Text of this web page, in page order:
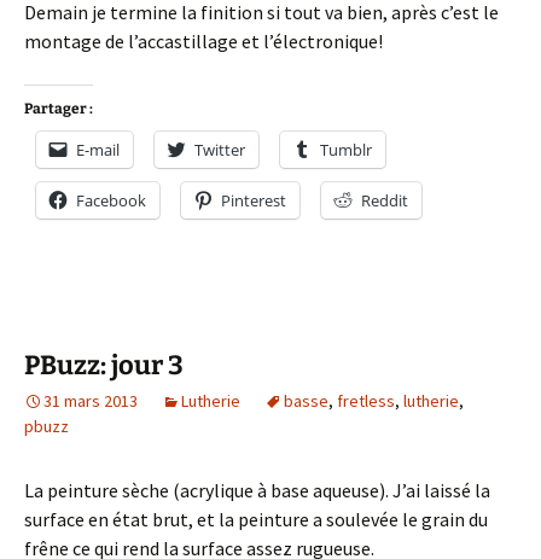
Demain je termine la finition si tout va bien, après c’est le
montage de l’accastillage et l’électronique!
Partager :
E-mail Twitter Tumblr
Facebook Pinterest Reddit
PBuzz: jour 3
31 mars 2013 Lutherie basse, fretless, lutherie,
pbuzz
La peinture sèche (acrylique à base aqueuse). J’ai laissé la
surface en état brut, et la peinture a soulevée le grain du
frêne ce qui rend la surface assez rugueuse.